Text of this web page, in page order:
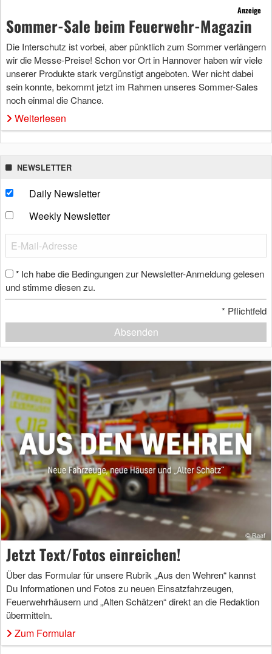
Anzeige
Sommer-Sale beim Feuerwehr-Magazin
Die Interschutz ist vorbei, aber pünktlich zum Sommer verlängern
wir die Messe-Preise! Schon vor Ort in Hannover haben wir viele
unserer Produkte stark vergünstigt angeboten. Wer nicht dabei
sein konnte, bekommt jetzt im Rahmen unseres Sommer-Sales
noch einmal die Chance.
Weiterlesen
NEWSLETTER
Daily Newsletter
Weekly Newsletter
* Ich habe die Bedingungen zur Newsletter-Anmeldung gelesen
und stimme diesen zu.
* Pflichtfeld
Absenden
Jetzt Text/Fotos einreichen!
Über das Formular für unsere Rubrik „Aus den Wehren“ kannst
Du Informationen und Fotos zu neuen Einsatzfahrzeugen,
Feuerwehrhäusern und „Alten Schätzen“ direkt an die Redaktion
übermitteln.
Zum Formular